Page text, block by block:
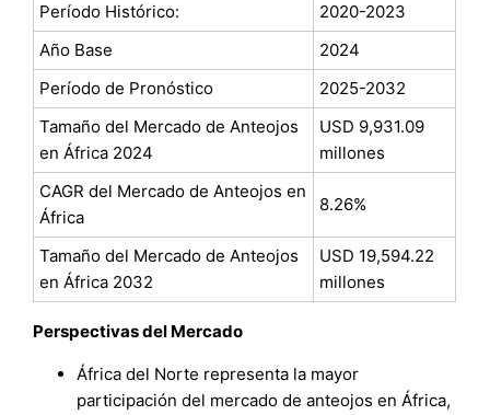
Período Histórico:
2020-2023
Año Base
2024
Período de Pronóstico
2025-2032
Tamaño del Mercado de Anteojos
en África 2024
USD 9,931.09
millones
CAGR del Mercado de Anteojos en
África
8.26%
Tamaño del Mercado de Anteojos
en África 2032
USD 19,594.22
millones
Perspectivas del Mercado
África del Norte representa la mayor
participación del mercado de anteojos en África,